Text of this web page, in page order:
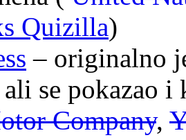
Quizilla)
– originalno
se pokazao
Company,